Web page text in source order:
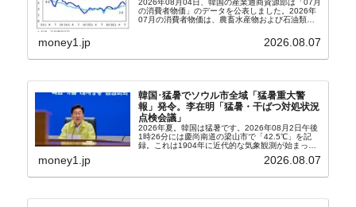
2026年08月04日、韓国の産業通商資源部は「07月
の消費者物価」のデータを公表しました。2026年
07月の消費者物価は、農畜水産物および石油類の
2.8％上昇（06月は3.2％）となり、上昇率は前...
money1.jp 2026.08.07
韓国･猛暑でソウル市全域「猛暑重大警
報」発令。李在明「猛暑・干ばつ対処状況
点検会議」
2026年夏。韓国は猛暑です。2026年08月2日午後
1時26分には慶尚南道の梁山市で「42.5℃」を記
録。これは1904年に近代的な気象観測が始まって
以来の韓国史上最高気温です。08月04日には、ソ
ウル市全域への「猛暑重大警報」が発令され...
money1.jp 2026.08.07